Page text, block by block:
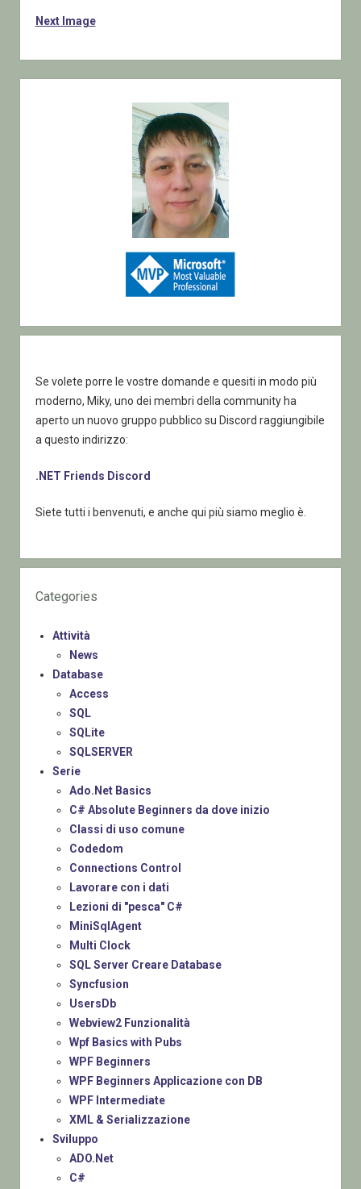
Next Image
Se volete porre le vostre domande e quesiti in modo più
moderno, Miky, uno dei membri della community ha
aperto un nuovo gruppo pubblico su Discord raggiungibile
a questo indirizzo:
.NET Friends Discord
Siete tutti i benvenuti, e anche qui più siamo meglio è.
Categories
Attività
News
Database
Access
SQL
SQLite
SQLSERVER
Serie
Ado.Net Basics
C# Absolute Beginners da dove inizio
Classi di uso comune
Codedom
Connections Control
Lavorare con i dati
Lezioni di "pesca" C#
MiniSqlAgent
Multi Clock
SQL Server Creare Database
Syncfusion
UsersDb
Webview2 Funzionalità
Wpf Basics with Pubs
WPF Beginners
WPF Beginners Applicazione con DB
WPF Intermediate
XML & Serializzazione
Sviluppo
ADO.Net
C#